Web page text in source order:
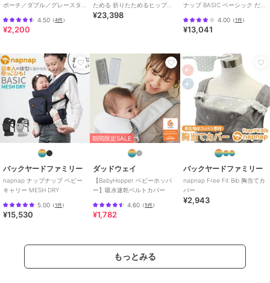
ためる Tran ダブルショルダー 出産祝い ベビー用品 ベビーグッズ 赤
ちゃん用品 おしゃれ 出産準備
ブランド バックヤードファミリー
ショップ バックヤードファミリー
商品カテゴリ ベビー用品・おもちゃ ／抱っこ
ひも・スリング
カラー
シープベージュエア、メランジグ
レーエア
サイズ ヒップシート
ポーチ／ダブル／グレースタ
4.50 （4件）
¥2,200
ためる 折りたためるヒップシ
ート Tran シングルショルダー
¥23,398
ナップ BASIC ベーシック だっ
4.00（1件）
¥13,041
バックヤードファミリー
napnap ナップナップ ベビー
キャリー MESH DRY
5.00 （1件）
¥15,530
期間限定SALE
ダッドウェイ
【BabyHopper ベビーホッパ
ー】吸水速乾ベルトカバー
4.60 （5件）
¥1,782
バックヤードファミリー
napnap Free Fit Bib 胸当てカ
バー
¥2,943
もっとみる